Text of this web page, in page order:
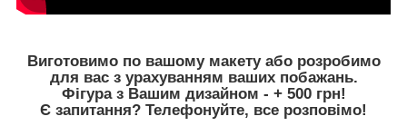
Виготовимо по вашому макету або розробимо
для вас з урахуванням ваших побажань.
Фігура з Вашим дизайном - + 500 грн!
Є запитання? Телефонуйте, все розповімо!